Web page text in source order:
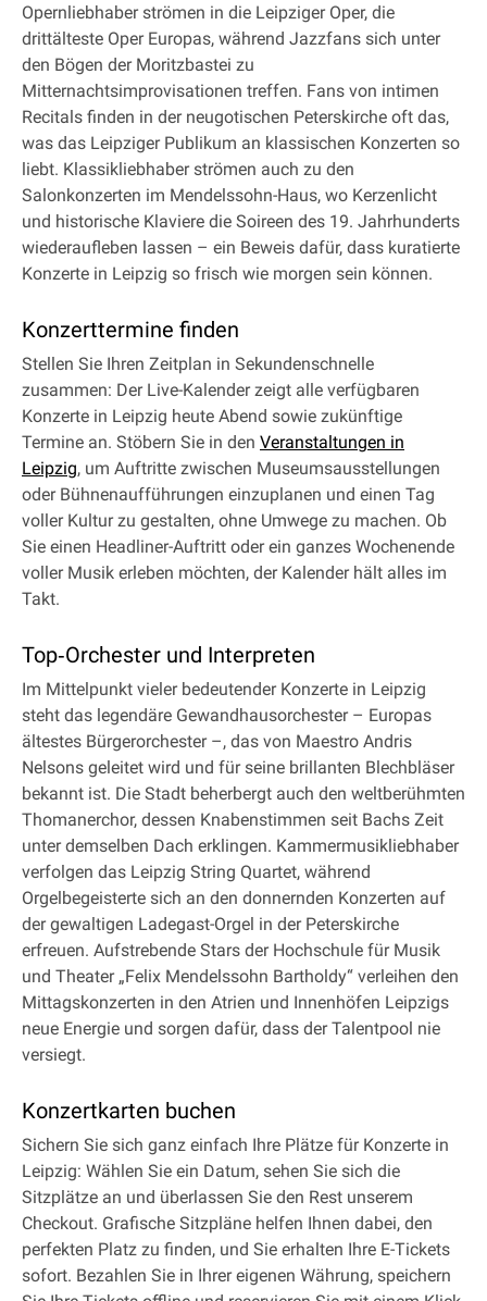
Opernliebhaber strömen in die Leipziger Oper, die
drittälteste Oper Europas, während Jazzfans sich unter
den Bögen der Moritzbastei zu
Mitternachtsimprovisationen treffen. Fans von intimen
Recitals finden in der neugotischen Peterskirche oft das,
was das Leipziger Publikum an klassischen Konzerten so
liebt. Klassikliebhaber strömen auch zu den
Salonkonzerten im Mendelssohn-Haus, wo Kerzenlicht
und historische Klaviere die Soireen des 19. Jahrhunderts
wiederaufleben lassen – ein Beweis dafür, dass kuratierte
Konzerte in Leipzig so frisch wie morgen sein können.
Konzerttermine finden
Stellen Sie Ihren Zeitplan in Sekundenschnelle
zusammen: Der Live-Kalender zeigt alle verfügbaren
Konzerte in Leipzig heute Abend sowie zukünftige
Termine an. Stöbern Sie in den Veranstaltungen in
Leipzig, um Auftritte zwischen Museumsausstellungen
oder Bühnenaufführungen einzuplanen und einen Tag
voller Kultur zu gestalten, ohne Umwege zu machen. Ob
Sie einen Headliner-Auftritt oder ein ganzes Wochenende
voller Musik erleben möchten, der Kalender hält alles im
Takt.
Top‐Orchester und Interpreten
Im Mittelpunkt vieler bedeutender Konzerte in Leipzig
steht das legendäre Gewandhausorchester – Europas
ältestes Bürgerorchester –, das von Maestro Andris
Nelsons geleitet wird und für seine brillanten Blechbläser
bekannt ist. Die Stadt beherbergt auch den weltberühmten
Thomanerchor, dessen Knabenstimmen seit Bachs Zeit
unter demselben Dach erklingen. Kammermusikliebhaber
verfolgen das Leipzig String Quartet, während
Orgelbegeisterte sich an den donnernden Konzerten auf
der gewaltigen Ladegast-Orgel in der Peterskirche
erfreuen. Aufstrebende Stars der Hochschule für Musik
und Theater „Felix Mendelssohn Bartholdy“ verleihen den
Mittagskonzerten in den Atrien und Innenhöfen Leipzigs
neue Energie und sorgen dafür, dass der Talentpool nie
versiegt.
Konzertkarten buchen
Sichern Sie sich ganz einfach Ihre Plätze für Konzerte in
Leipzig: Wählen Sie ein Datum, sehen Sie sich die
Sitzplätze an und überlassen Sie den Rest unserem
Checkout. Grafische Sitzpläne helfen Ihnen dabei, den
perfekten Platz zu finden, und Sie erhalten Ihre E-Tickets
sofort. Bezahlen Sie in Ihrer eigenen Währung, speichern